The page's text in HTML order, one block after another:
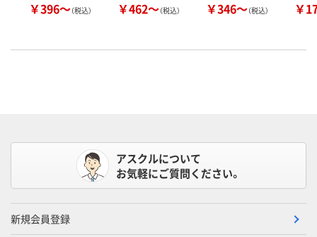
￥396～（税込） ￥462～（税込） ￥346～（税込） ￥
アスクルについて
お気軽にご質問ください。
新規会員登録